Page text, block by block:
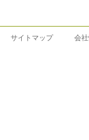
サイトマップ 会